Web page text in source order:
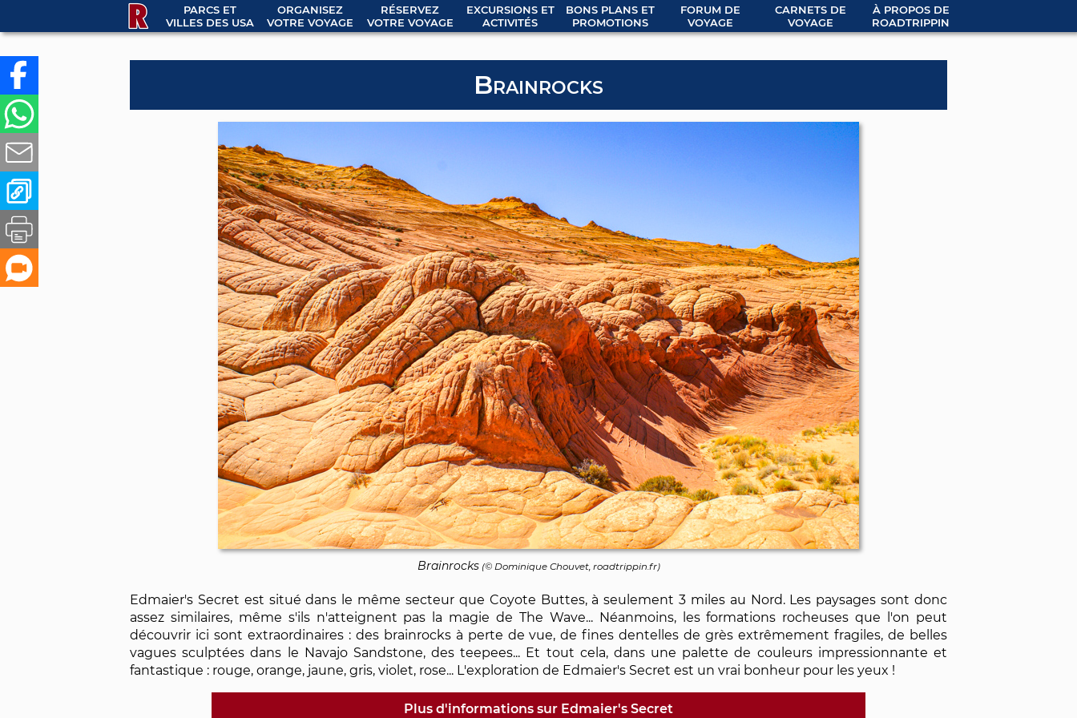
PARCS ET
VILLES DES USA
ORGANISEZ
VOTRE VOYAGE
RÉSERVEZ
VOTRE VOYAGE
EXCURSIONS ET
ACTIVITÉS
BONS PLANS ET
PROMOTIONS
FORUM DE
VOYAGE
CARNETS DE
VOYAGE
À PROPOS DE
ROADTRIPPIN
Brainrocks
Brainrocks(© Dominique Chouvet, roadtrippin.fr)
Edmaier's Secret est situé dans le même secteur que Coyote Buttes, à seulement 3 miles au Nord. Les paysages sont donc
assez similaires, même s'ils n'atteignent pas la magie de The Wave... Néanmoins, les formations rocheuses que l'on peut
découvrir ici sont extraordinaires : des brainrocks à perte de vue, de fines dentelles de grès extrêmement fragiles, de belles
vagues sculptées dans le Navajo Sandstone, des teepees... Et tout cela, dans une palette de couleurs impressionnante et
fantastique : rouge, orange, jaune, gris, violet, rose... L'exploration de Edmaier's Secret est un vrai bonheur pour les yeux !
Plus d'informations sur Edmaier's Secret